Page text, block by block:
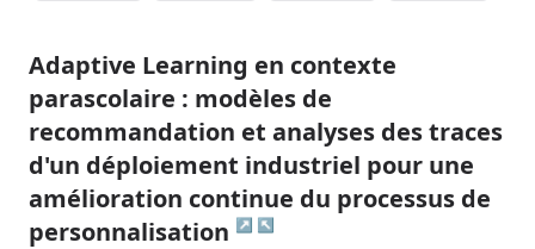
Adaptive Learning en contexte
parascolaire : modèles de
recommandation et analyses des traces
d'un déploiement industriel pour une
amélioration continue du processus de
personnalisation ↗ ↖